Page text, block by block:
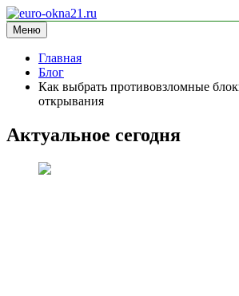
Перейти
к
содержимому
euro-okna21.ru
блог про окна
Меню
Главная
Блог
Как выбрать противовзломные
открывания
Актуальное сегодня